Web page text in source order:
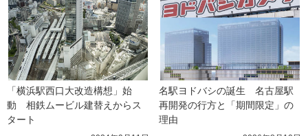
「横浜駅西口大改造構想」始
動　相鉄ムービル建替えからス
タート
名駅ヨドバシの誕生　名古屋駅
再開発の行方と「期間限定」の
理由